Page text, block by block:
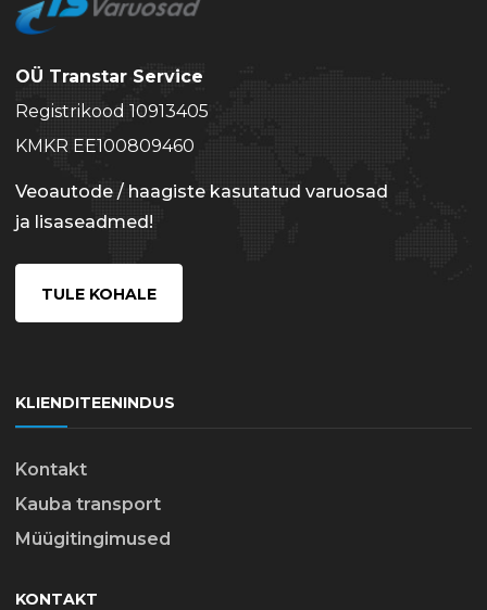
OÜ Transtar Service
Registrikood 10913405
KMKR EE100809460
Veoautode / haagiste kasutatud varuosad
ja lisaseadmed!
TULE KOHALE
KLIENDITEENINDUS
Kontakt
Kauba transport
Müügitingimused
KONTAKT